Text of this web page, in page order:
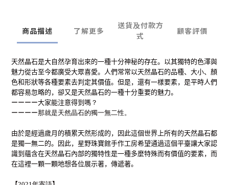
商品描述 了解更多
送貨及付款方
式
顧客評價
天然晶石是大自然孕育出來的一種十分神秘的存在。以其獨特的色澤與
魅力從古至今都廣受大眾喜愛。人們常常以天然晶石的品種、大小、顏
色和形狀等各種要素去判定其價值。但是，還有一樣要素，是平時人們
都容易忽略的，卻又是天然晶石的一種十分重要的魅力。
ーーーー大家能注意得到嗎 ？
ーーーー那就是天然晶石的獨一無二性。
由於是經過歲月的積累天然形成的，因此這個世界上所有的天然晶石都
是獨一無二的。因此，星野珠寶館手作工房希望通過這個平臺讓大家認
識到蘊含在天然晶石內部的獨特性是一種多麼特殊而有價值的要素，而
在這裡一顆一顆地想各位展示著，傳遞著。